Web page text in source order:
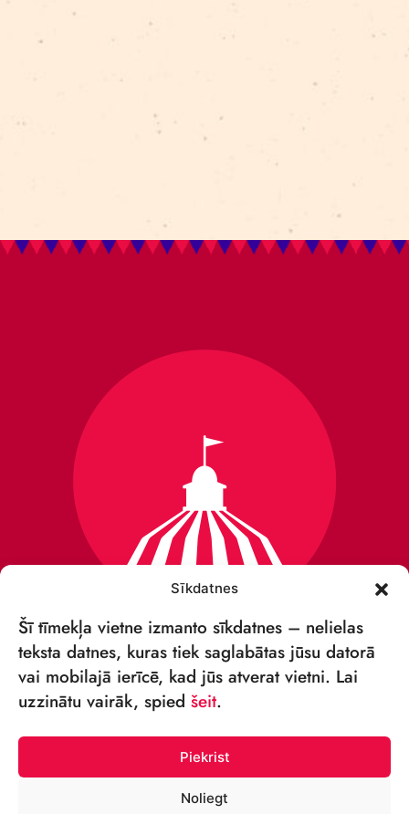
Sīkdatnes
Šī tīmekļa vietne izmanto sīkdatnes – nelielas
teksta datnes, kuras tiek saglabātas jūsu datorā
vai mobilajā ierīcē, kad jūs atverat vietni. Lai
uzzinātu vairāk, spied šeit.
Piekrist
Noliegt
VSIA „RĪGAS CIRKS”
Merķeļa iela 4,
Rīga, LV-1050 Latvija
Reģ. nr: 40003027789